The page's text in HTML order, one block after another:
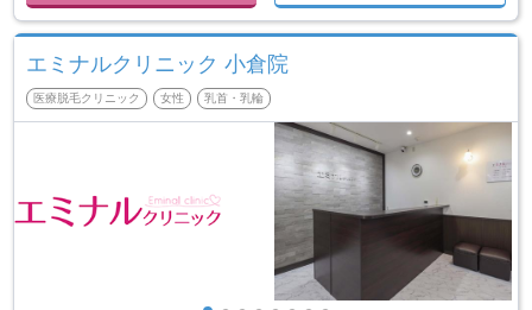
エミナルクリニック 小倉院
医療脱毛クリニック 女性 乳首・乳輪